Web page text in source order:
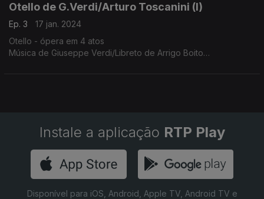
Otello de G.Verdi/Arturo Toscanini (I)
Ep. 3
17 jan. 2024
Otello - ópera em 4 atos
Música de Giuseppe Verdi/Libreto de Arrigo Boito
Instale a aplicação RTP Play
Disponível para iOS, Android, Apple TV, Android TV e